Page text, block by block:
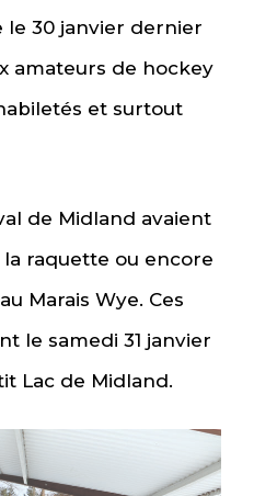
le 30 janvier dernier
amateurs de hockey
et surtout
de Midland avaient
raquette ou encore
Marais Wye. Ces
le samedi 31 janvier
Lac de Midland.